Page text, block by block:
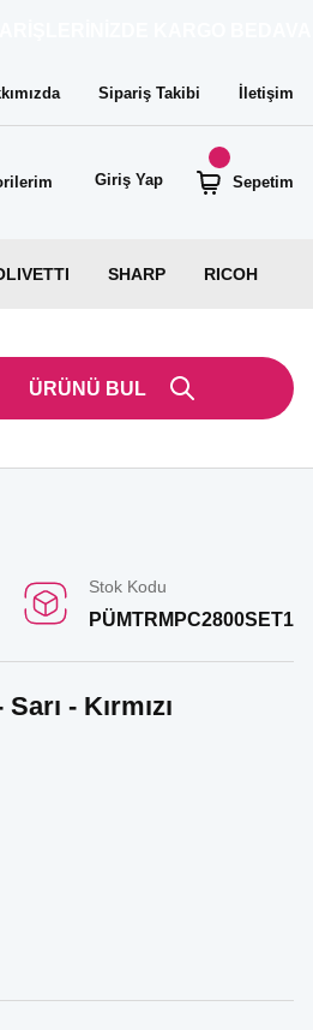
Sipariş Takibi İletişim
Giriş Yap Sepetim
SHARP RICOH
ÜRÜNÜ BUL
Stok Kodu
PÜMTRMPC2800SET1
- Kırmızı